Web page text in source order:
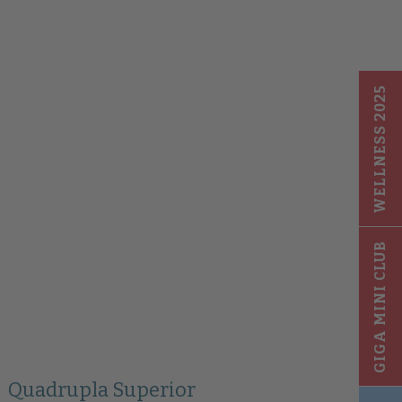
GIGA MINI CLUB
WELLNESS 2025
Quadrupla Superior